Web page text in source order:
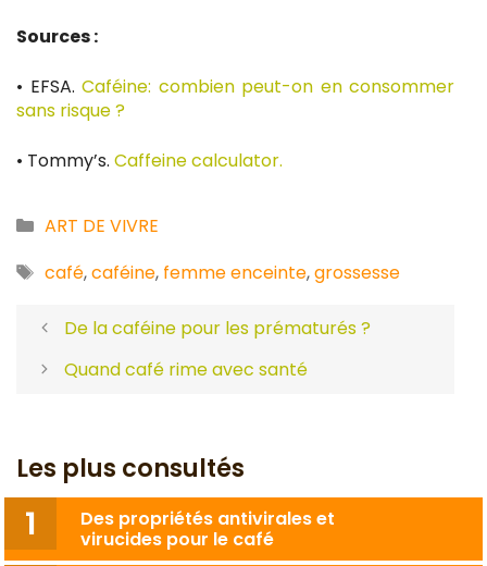
Sources :
• EFSA. Caféine: combien peut-on en consommer
sans risque ?
• Tommy’s. Caffeine calculator.
Catégories
ART DE VIVRE
Étiquettes
café,caféine, femme enceinte,grossesse
De la caféine pour les prématurés ?
Quand café rime avec santé
Les plus consultés
Des propriétés antivirales et
virucides pour le café